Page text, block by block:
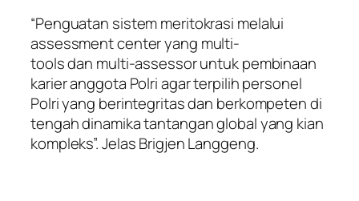
“Penguatan sistem meritokrasi melalui
assessment center yang multi-
tools dan multi-assessor untuk pembinaan
karier anggota Polri agar terpilih personel
Polri yang berintegritas dan berkompeten di
tengah dinamika tantangan global yang kian
kompleks”. Jelas Brigjen Langgeng.